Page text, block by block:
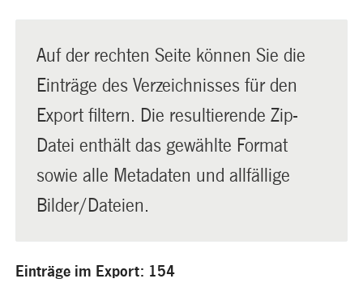
Auf der rechten Seite können Sie die
Einträge des Verzeichnisses für den
Export filtern. Die resultierende Zip-
Datei enthält das gewählte Format
sowie alle Metadaten und allfällige
Bilder/Dateien.
Einträge im Export: 154